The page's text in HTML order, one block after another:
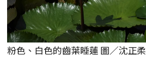
粉色、白色的齒葉睡蓮 圖／沈正柔